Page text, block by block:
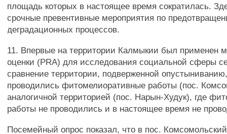
площадь которых в настоящее время сократилась.
срочные превентивные мероприятия по
деградационных процессов.
11. Впервые на территории Калмыкии был применен
оценки (PRA) для исследования социальной сферы
сравнение территории, подверженной
проводились фитомелиоративные работы (пос.
аналогичной территорией (пос. Нарын-Худук), где
работы не проводились и в настоящее время не
Посемейный опрос показал, что в пос.